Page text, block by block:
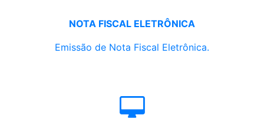
NOTA FISCAL ELETRÔNICA
Emissão de Nota Fiscal Eletrônica.